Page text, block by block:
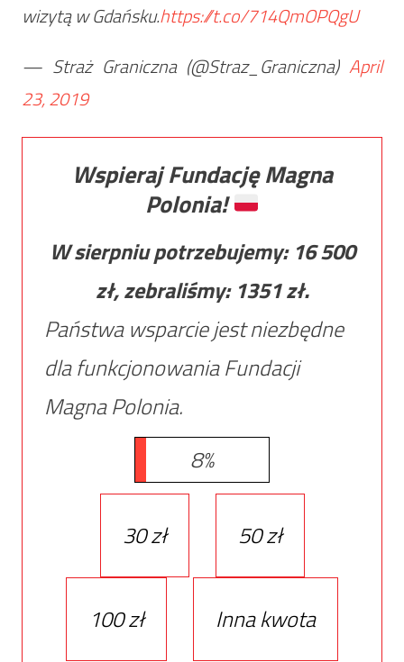
wizytą w Gdańsku.https://t.co/714QmOPQgU
— Straż Graniczna (@Straz_Graniczna)April
23, 2019
Wspieraj Fundację Magna
Polonia!
W sierpniu potrzebujemy: 16 500
zł, zebraliśmy: 1351zł.
Państwa wsparcie jest niezbędne
dla funkcjonowania Fundacji
Magna Polonia.
8%
30 zł 50 zł
100 zł
Inna kwota